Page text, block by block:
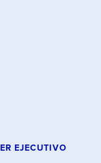
EJECUTIVO